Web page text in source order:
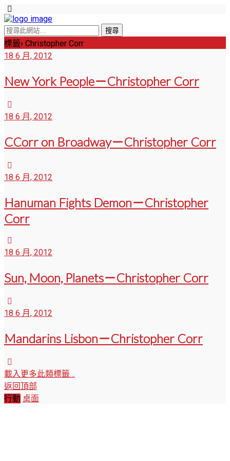
標籤› Christopher Corr
18 6 月, 2012
New York People－Christopher Corr
18 6 月, 2012
CCorr on Broadway－Christopher Corr
18 6 月, 2012
Hanuman Fights Demon－Christopher
Corr
18 6 月, 2012
Sun, Moon, Planets－Christopher Corr
18 6 月, 2012
Mandarins Lisbon－Christopher Corr
載入更多此類標籤…
返回頂部
行動 桌面